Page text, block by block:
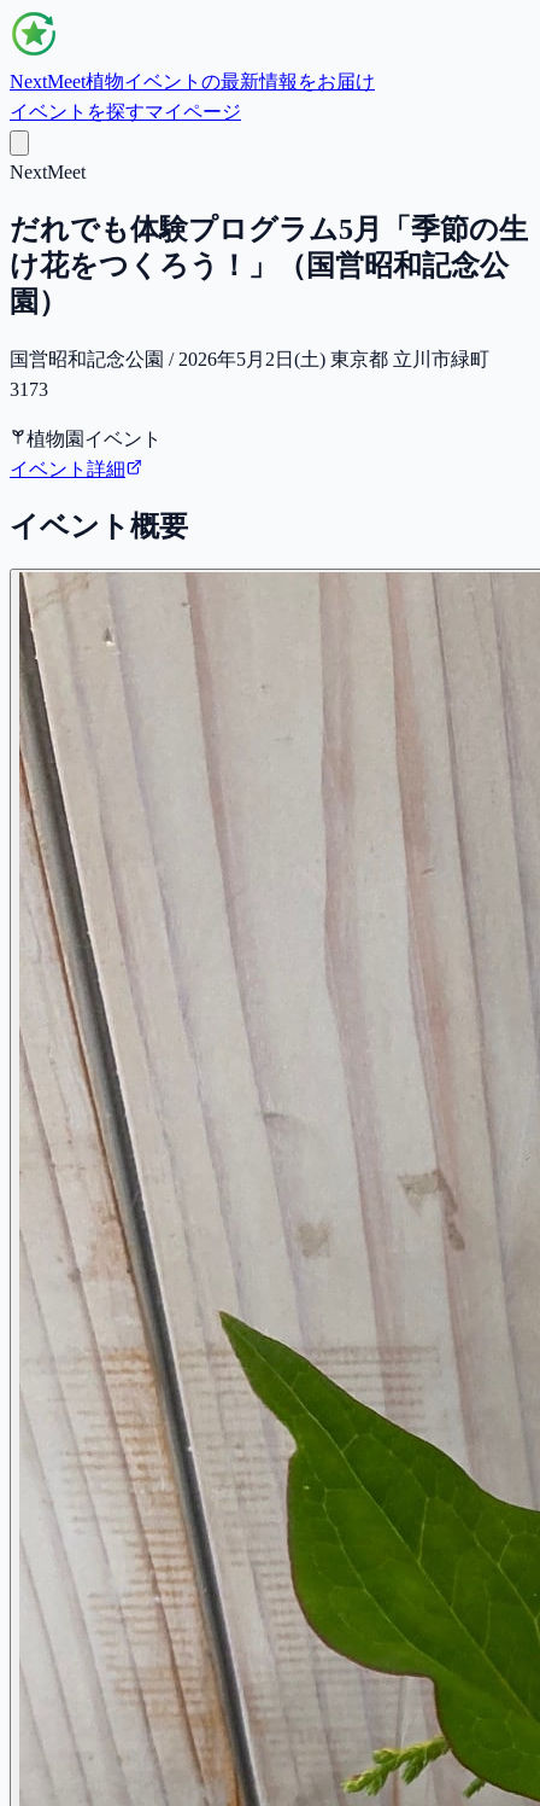
NextMeet植物イベントの最新情報をお届け
イベントを探すマイページ
NextMeet
だれでも体験プログラム5月「季節の生
け花をつくろう！」（国営昭和記念公
園）
国営昭和記念公園 / 2026年5月2日(土) 東京都 立川市緑町
3173
植物園イベント
イベント詳細
イベント概要